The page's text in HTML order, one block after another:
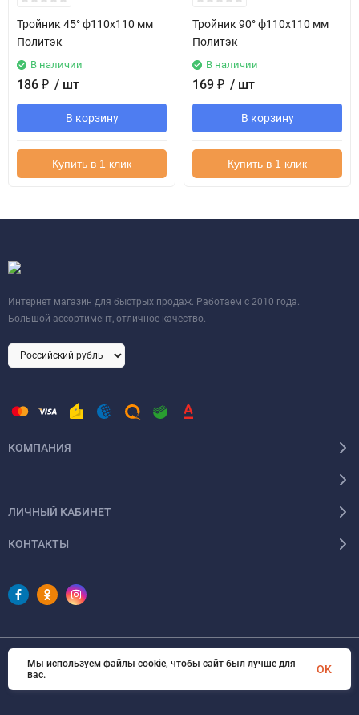
Тройник 45° ф110х110 мм
Политэк
В наличии
186 ₽ / шт
В корзину
Купить в 1 клик
Тройник 90° ф110х110 мм
Политэк
В наличии
169 ₽ / шт
В корзину
Купить в 1 клик
Интернет магазин для быстрых продаж. Работаем с 2010 года.
Большой ассортимент, отличное качество.
КОМПАНИЯ
ЛИЧНЫЙ КАБИНЕТ
КОНТАКТЫ
© 2026 FullSantex. Все права защищены
Мы используем файлы cookie, чтобы сайт был лучше для
вас.
OK